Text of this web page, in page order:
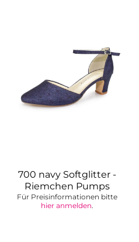
700 navy Softglitter -
Riemchen Pumps
Für Preisinformationen bitte
hier anmelden.